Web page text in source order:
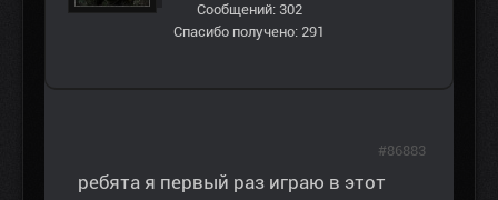
Сообщений: 302
Спасибо получено: 291
ребята я первый раз играю в этот
#86883